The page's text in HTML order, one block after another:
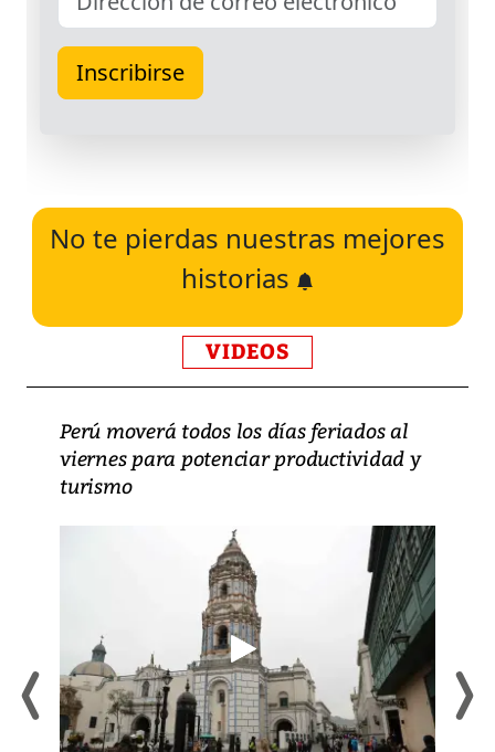
No te pierdas nuestras mejores
historias
VIDEOS
Perú moverá todos los días feriados al
viernes para potenciar productividad y
turismo